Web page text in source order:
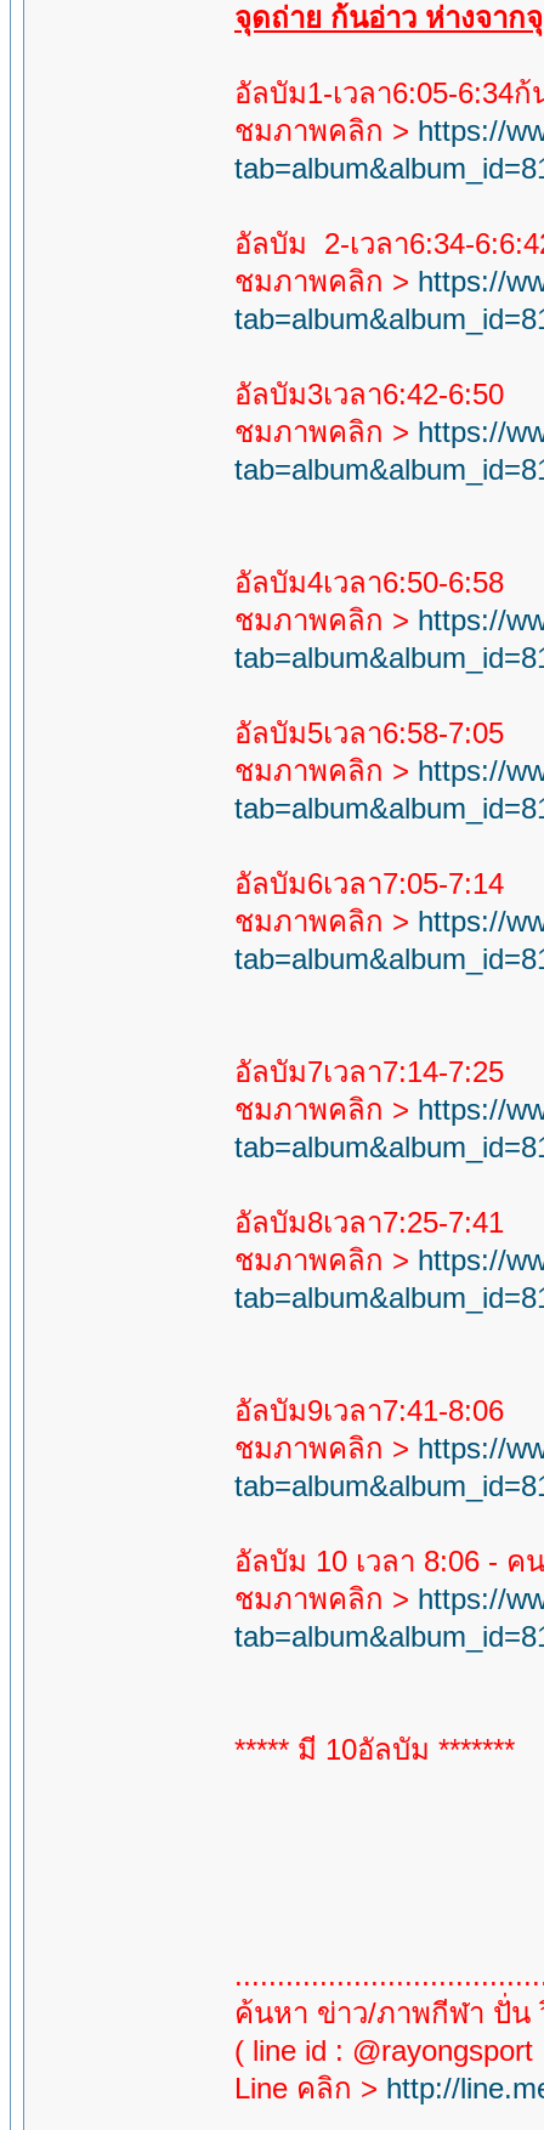
จุดถ่าย ก้นอ่าว ห่างจาก
อัลบัม1-เวลา6:05-6:34
ชมภาพคลิก > https://
อัลบัม 2-เวลา6:34-
ชมภาพคลิก > https://
อัลบัม3เวลา6:42-6:50
ชมภาพคลิก > https://
อัลบัม4เวลา6:50-6:58
ชมภาพคลิก > https://
อัลบัม5เวลา6:58-7:05
ชมภาพคลิก > https://
อัลบัม6เวลา7:05-7:14
ชมภาพคลิก > https://
อัลบัม7เวลา7:14-7:25
ชมภาพคลิก > https://
อัลบัม8เวลา7:25-7:41
ชมภาพคลิก > https://
อัลบัม9เวลา7:41-8:06
ชมภาพคลิก > https://
อัลบัม 10 เวลา 8:06 - ค
ชมภาพคลิก > https://
***** มี 10อัลบัม *******
ค้นหา ข่าว/ภาพกีฬา ปั่น
( line id : @rayongsport
Line คลิก > http://